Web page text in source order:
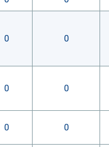
0 0
0 0
0 0